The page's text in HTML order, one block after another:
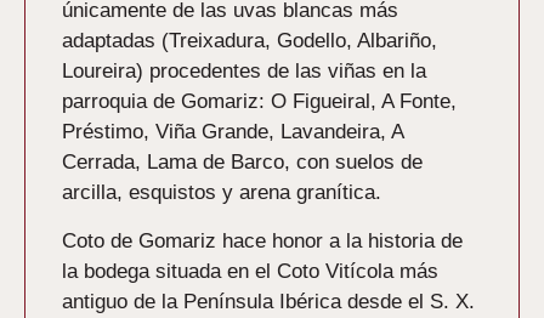
únicamente de las uvas blancas más
adaptadas (Treixadura, Godello, Albariño,
Loureira) procedentes de las viñas en la
parroquia de Gomariz: O Figueiral, A Fonte,
Préstimo, Viña Grande, Lavandeira, A
Cerrada, Lama de Barco, con suelos de
arcilla, esquistos y arena granítica.
Coto de Gomariz hace honor a la historia de
la bodega situada en el Coto Vitícola más
antiguo de la Península Ibérica desde el S. X.